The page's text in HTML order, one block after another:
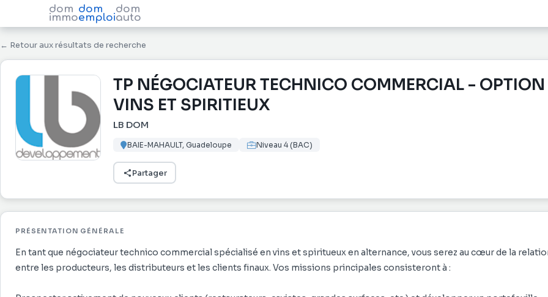
dom
immo
dom
emploi
dom
auto
← Retour aux résultats de recherche
TP NÉGOCIATEUR TECHNICO COMMERCIAL - OPTION
VINS ET SPIRITIEUX
LB DOM
BAIE-MAHAULT, Guadeloupe Niveau 4 (BAC)
Partager
PRÉSENTATION GÉNÉRALE
En tant que négociateur technico commercial spécialisé en vins et spiritueux en alternance, vous serez au cœur de la
entre les producteurs, les distributeurs et les clients finaux. Vos missions principales consisteront à :